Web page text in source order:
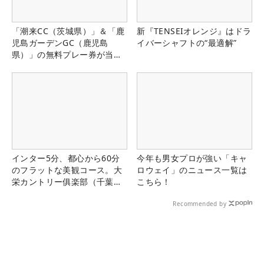
「潮来CC（茨城県）」＆「鹿
児島ガーデンGC（鹿児島
県）」の無料プレー券が当た
新『TENSEIオレンジ』はドラ
イバーシャフトの“最適解”
インター5分、都心から60分
のフラットな美観コース。大
栄カントリー俱楽部（千葉
今年も男女プロが強い「キャ
ロウェイ」のニュース一覧は
こちら！
Recommended by